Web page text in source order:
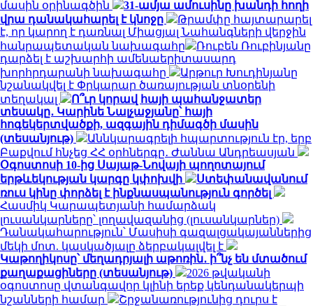
մասին օրինագծին
31-ամյա ամուսինը խանդի հողի
վրա դանակահարել է կնոջը
Թրամփը հայտարարել
է, որ կարող է դառնալ Միացյալ Նահանգների վերջին
հանրապետական ​​նախագահը
Ռուբեն Ռուբինյանը
դարձել է աշխարհի ամենաերիտասարդ
խորհրդարանի նախագահը
Արթուր Խուդինյանը
նշանակվել է Փրկարար ծառայության տնօրենի
տեղակալ
Ո՞ւր կորավ հայի պահանջատեր
տեսակը․ Կարինե Նալչաջյանը՝ հայի
հոգեկերտվածքի, ազգային դիմագծի մասին
(տեսանյութ)
Աննկարագրելի հպարտություն էր, երբ
Բաքվում հնչեց ՀՀ օրհներգը․ Ժաննա Անդրեասյան
Օգոստոսի 10-ից Սայաթ-Նովայի պողոտայում
երթևեկության կարգը կփոխվի
Ստեփանավանում
ռուս կինը փորձել է ինքնասպանություն գործել
Հասմիկ Կարապետյանի համարձակ
լուսանկարները՝ լողավազանից (լուսանկարներ)
Դանակահարություն՝ Մասիսի գազալցակայաններից
մեկի մոտ. կասկածյալը ձերբակալվել է
Կաթողիկոսը՝ մեղադրյալի աթոռին․ ի՞նչ են մտածում
քաղաքացիները (տեսանյութ)
2026 թվականի
օգոստոսը վտանգավոր կլինի երեք կենդանակերպի
նշանների համար
Շրջանառությունից դուրս է